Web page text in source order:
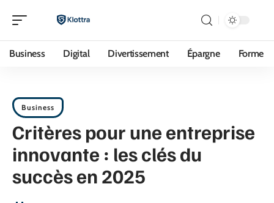
Business Digital Divertissement Épargne Forme
Business
Critères pour une entreprise
innovante : les clés du
succès en 2025